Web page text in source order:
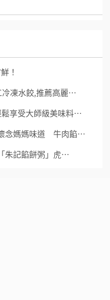
！
冷凍水餃,推薦高麗⋯
享受大師級美味料⋯
念媽媽味道 牛肉餡⋯
朱記餡餅粥」虎⋯